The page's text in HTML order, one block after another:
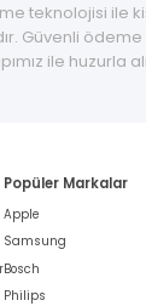
teknolojisi ile
Güvenli
ile huzurla
Popüler Markalar
Apple
Samsung
Bosch
Philips